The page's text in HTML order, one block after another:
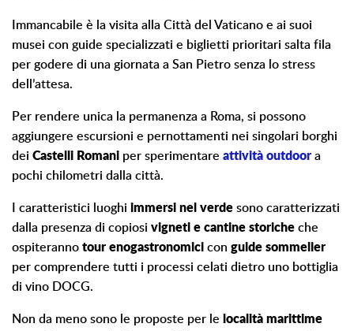
Immancabile è la visita alla Città del Vaticano e ai suoi
musei con guide specializzati e biglietti prioritari salta fila
per godere di una giornata a San Pietro senza lo stress
dell’attesa.
Per rendere unica la permanenza a Roma, si possono
aggiungere escursioni e pernottamenti nei singolari borghi
dei Castelli Romani per sperimentare attività outdoor a
pochi chilometri dalla città.
I caratteristici luoghi immersi nel verde sono caratterizzati
dalla presenza di copiosi vigneti e cantine storiche che
ospiteranno tour enogastronomici con guide sommelier
per comprendere tutti i processi celati dietro uno bottiglia
di vino DOCG.
Non da meno sono le proposte per le località marittime